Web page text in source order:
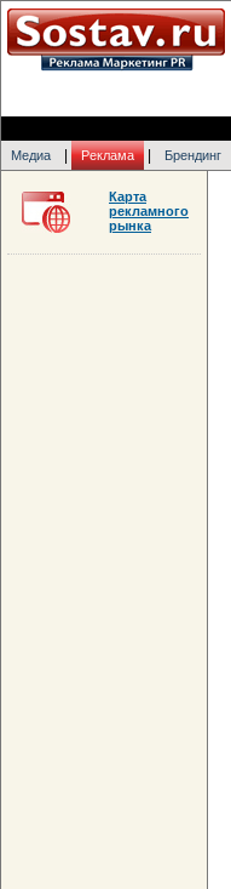
Медиа Реклама Брендинг
Карта
рекламного
рынка